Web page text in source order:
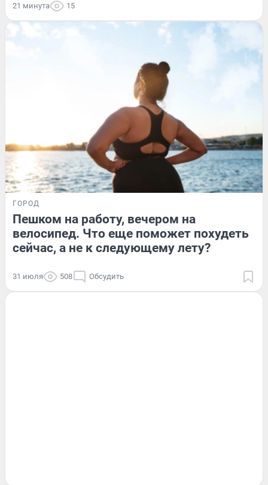
21 минута 15
ГОРОД
Пешком на работу, вечером на
велосипед. Что еще поможет похудеть
сейчас, а не к следующему лету?
31 июля 508 Обсудить